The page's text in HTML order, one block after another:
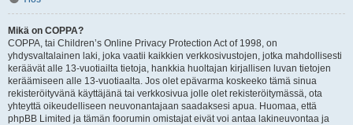
Mikä on COPPA?
COPPA, tai Children’s Online Privacy Protection Act of 1998, on
yhdysvaltalainen laki, joka vaatii kaikkien verkkosivustojen, jotka mahdollisesti
keräävät alle 13-vuotiailta tietoja, hankkia huoltajan kirjallisen luvan tietojen
keräämiseen alle 13-vuotiaalta. Jos olet epävarma koskeeko tämä sinua
rekisteröityvänä käyttäjänä tai verkkosivua jolle olet rekisteröitymässä, ota
yhteyttä oikeudelliseen neuvonantajaan saadaksesi apua. Huomaa, että
phpBB Limited ja tämän foorumin omistajat eivät voi antaa lakineuvontaa ja